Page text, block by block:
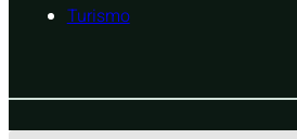
Turismo